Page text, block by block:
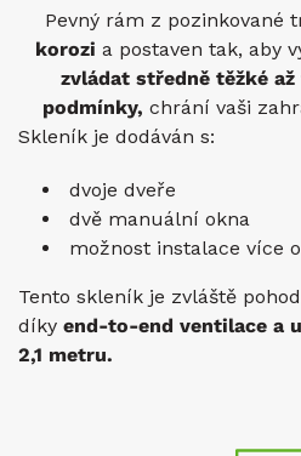
Pevný rám z pozinkované
korozi a postaven tak, aby
zvládat středně těžké
podmínky, chrání vaši
Skleník je dodáván s:
dvoje dveře
dvě manuální okna
možnost instalace více
Tento skleník je zvláště
díky end-to-end ventilace a
2,1 metru.